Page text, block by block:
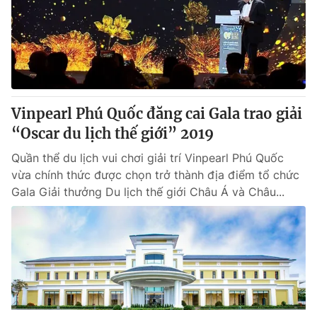
Vinpearl Phú Quốc đăng cai Gala trao giải
“Oscar du lịch thế giới” 2019
Quần thể du lịch vui chơi giải trí Vinpearl Phú Quốc
vừa chính thức được chọn trở thành địa điểm tổ chức
Gala Giải thưởng Du lịch thế giới Châu Á và Châu...